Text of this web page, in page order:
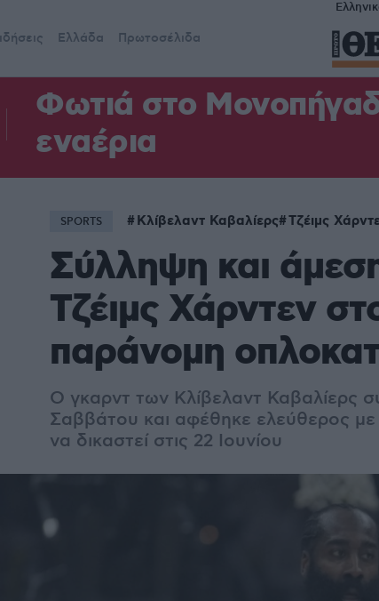
Ελλάδα Πρωτοσέλιδα
Φωτιά στο
εναέρια
SPORTS Κλίβελαντ Καβαλίερς Τζέιμς
Σύλληψη και
Τζέιμς Χάρντεν
παράνομη
Ο γκαρντ των Κλίβελαντ Καβαλίερς
Σαββάτου και αφέθηκε ελεύθερος
να δικαστεί στις 22 Ιουνίου